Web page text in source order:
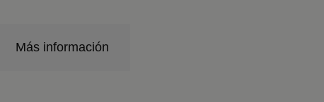
Más información